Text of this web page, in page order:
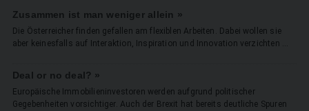
Zusammen ist man weniger allein »
Die Österreicher finden gefallen am flexiblen Arbeiten. Dabei wollen sie
aber keinesfalls auf Interaktion, Inspiration und Innovation verzichten ...
Deal or no deal? »
Europäische Immobilieninvestoren werden aufgrund politischer
Gegebenheiten vorsichtiger. Auch der Brexit hat bereits deutliche Spuren